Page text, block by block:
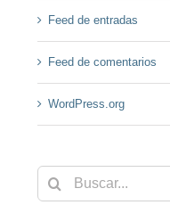
Feed de entradas
Feed de comentarios
WordPress.org
Buscar: